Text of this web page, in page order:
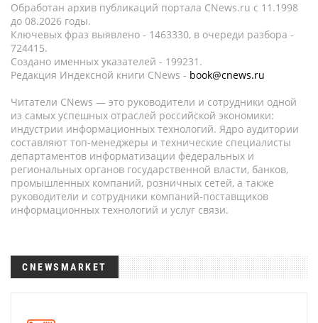
Обработан архив публикаций портала CNews.ru c 11.1998
до 08.2026 годы.
Ключевых фраз выявлено - 1463330, в очереди разбора -
724415.
Создано именных указателей - 199231.
Редакция Индексной книги CNews - book@cnews.ru
Читатели CNews — это руководители и сотрудники одной
из самых успешных отраслей российской экономики:
индустрии информационных технологий. Ядро аудитории
составляют топ-менеджеры и технические специалисты
департаментов информатизации федеральных и
региональных органов государственной власти, банков,
промышленных компаний, розничных сетей, а также
руководители и сотрудники компаний-поставщиков
информационных технологий и услуг связи.
CNEWSMARKET